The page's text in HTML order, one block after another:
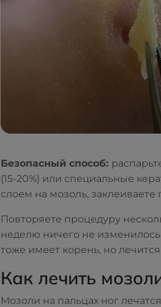
Безопасный способ:
(15-20%) или специальные
слоем на мозоль,
Повторяете процедуру
неделю ничего не
тоже имеет корень, но
Как лечить
Мозоли на пальцах ног